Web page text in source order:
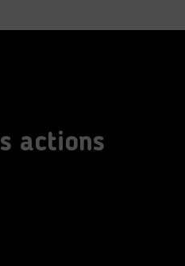
actions